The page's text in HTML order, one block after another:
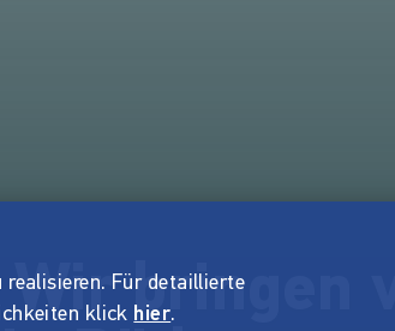
Wir bringen
realisieren. Für detaillierte
klick hier.